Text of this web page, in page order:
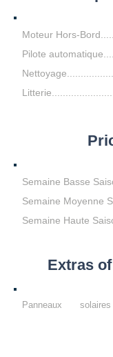
Moteur Hors-
Pilote
Semaine Basse
Semaine Moyenne
Semaine Haute
Extras
Panneaux